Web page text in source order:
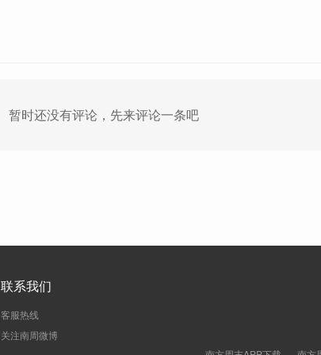
暂时还没有评论，先来评论一条吧
联系我们
客服热线
关注南周微博